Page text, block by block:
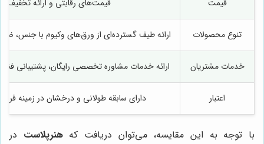
قیمت قیمت‌های رقابتی و ارائه
تنوع محصولات ارائه طیف گسترده‌ای از ورق‌های وکیوم با جنس،
خدمات مشتریان ارائه خدمات مشاوره تخصصی رایگان، پشتیبانی
اعتبار دارای سابقه طولانی و درخشان در زمینه
با توجه به این مقایسه، می‌توان دریافت کههنرپلاست در